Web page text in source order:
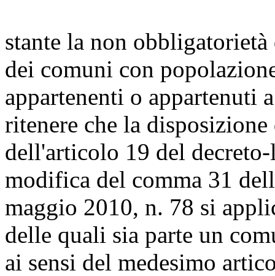
stante la non
dei comuni con
appartenenti o appartenuti
ritenere che la
dell'articolo 19 del
modifica del comma 31
maggio 2010, n. 78 si
delle quali sia parte un
ai sensi del medesimo